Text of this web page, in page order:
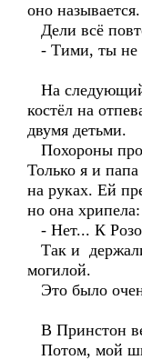
оно называется.
Дели всё
- Тими, ты не
На следующий
костёл на
двумя детьми.
Похороны
Только я и
на руках. Ей
но она хрипела:
- Нет... К
Так и
могилой.
Это было
В Принстон
Потом, мой